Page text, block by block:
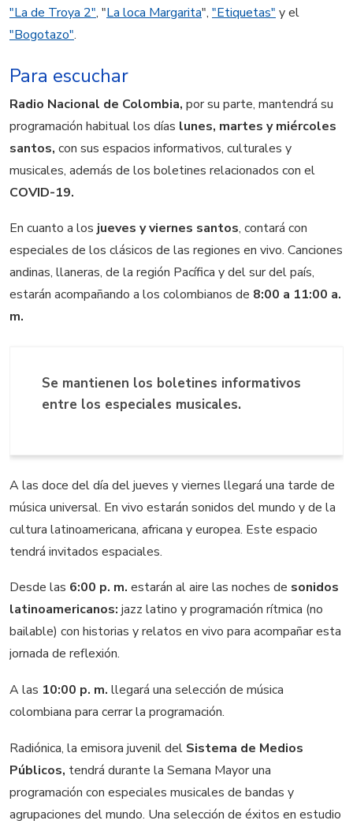
"La de Troya 2", "La loca Margarita", "Etiquetas" y el
"Bogotazo".
Para escuchar
Radio Nacional de Colombia, por su parte, mantendrá su
programación habitual los días lunes, martes y miércoles
santos, con sus espacios informativos, culturales y
musicales, además de los boletines relacionados con el
COVID-19.
En cuanto a los jueves y viernes santos, contará con
especiales de los clásicos de las regiones en vivo. Canciones
andinas, llaneras, de la región Pacífica y del sur del país,
estarán acompañando a los colombianos de 8:00 a 11:00 a.
m.
Se mantienen los boletines informativos
entre los especiales musicales.
A las doce del día del jueves y viernes llegará una tarde de
música universal. En vivo estarán sonidos del mundo y de la
cultura latinoamericana, africana y europea. Este espacio
tendrá invitados espaciales.
Desde las 6:00 p. m. estarán al aire las noches de sonidos
latinoamericanos: jazz latino y programación rítmica (no
bailable) con historias y relatos en vivo para acompañar esta
jornada de reflexión.
A las 10:00 p. m. llegará una selección de música
colombiana para cerrar la programación.
Radiónica, la emisora juvenil del Sistema de Medios
Públicos, tendrá durante la Semana Mayor una
programación con especiales musicales de bandas y
agrupaciones del mundo. Una selección de éxitos en estudio